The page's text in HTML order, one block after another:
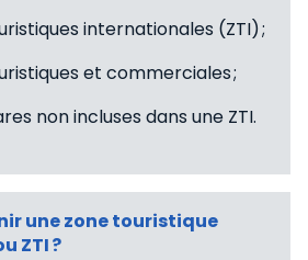
internationales (ZTI) ;
et commerciales ;
non incluses dans une ZTI.
une zone touristique
ZTI ?